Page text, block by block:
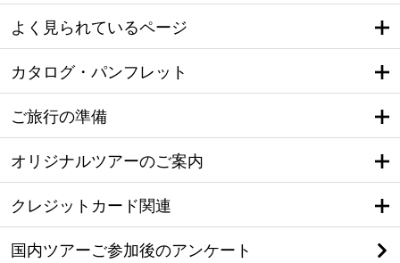
よく見られているページ
カタログ・パンフレット
ご旅行の準備
オリジナルツアーのご案内
クレジットカード関連
国内ツアーご参加後のアンケート